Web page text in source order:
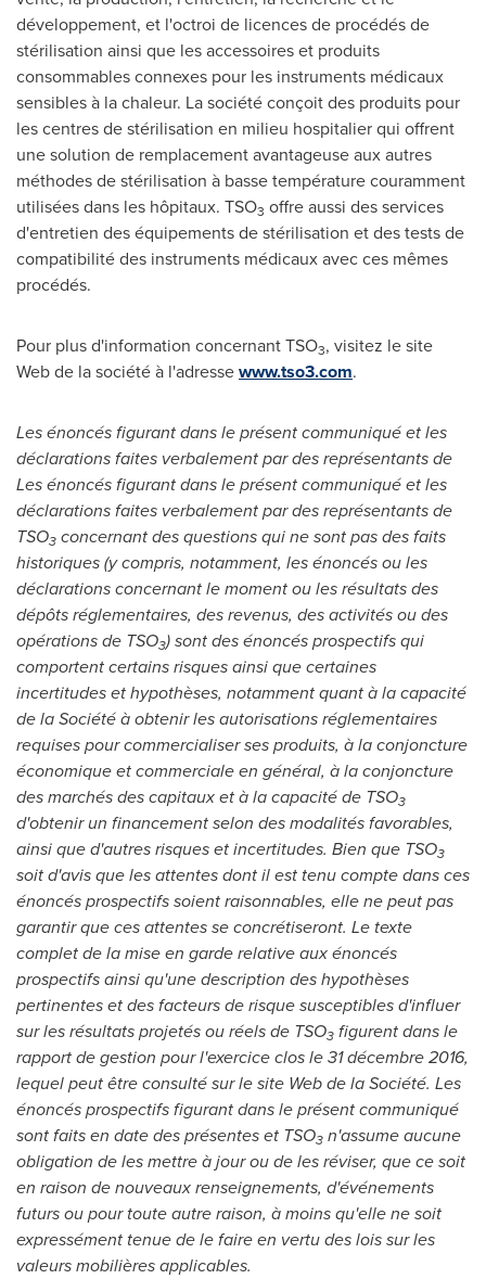
développement, et l'octroi de licences de procédés de
stérilisation ainsi que les accessoires et produits
consommables connexes pour les instruments médicaux
sensibles à la chaleur. La société conçoit des produits pour
les centres de stérilisation en milieu hospitalier qui offrent
une solution de remplacement avantageuse aux autres
méthodes de stérilisation à basse température couramment
utilisées dans les hôpitaux. TSO3 offre aussi des services
d'entretien des équipements de stérilisation et des tests de
compatibilité des instruments médicaux avec ces mêmes
procédés.
Pour plus d'information concernant TSO3, visitez le site
Web de la société à l'adressewww.tso3.com.
Les énoncés figurant dans le présent communiqué et les
déclarations faites verbalement par des représentants de
Les énoncés figurant dans le présent communiqué et les
déclarations faites verbalement par des représentants de
TSO3 concernant des questions qui ne sont pas des faits
historiques (y compris, notamment, les énoncés ou les
déclarations concernant le moment ou les résultats des
dépôts réglementaires, des revenus, des activités ou des
opérations de TSO3) sont des énoncés prospectifs qui
comportent certains risques ainsi que certaines
incertitudes et hypothèses, notamment quant à la capacité
de la Société à obtenir les autorisations réglementaires
requises pour commercialiser ses produits, à la conjoncture
économique et commerciale en général, à la conjoncture
des marchés des capitaux et à la capacité de TSO3
d'obtenir un financement selon des modalités favorables,
ainsi que d'autres risques et incertitudes. Bien que TSO3
soit d'avis que les attentes dont il est tenu compte dans ces
énoncés prospectifs soient raisonnables, elle ne peut pas
garantir que ces attentes se concrétiseront. Le texte
complet de la mise en garde relative aux énoncés
prospectifs ainsi qu'une description des hypothèses
pertinentes et des facteurs de risque susceptibles d'influer
sur les résultats projetés ou réels de TSO3 figurent dans le
rapport de gestion pour l'exercice clos le 31 décembre 2016,
lequel peut être consulté sur le site Web de la Société. Les
énoncés prospectifs figurant dans le présent communiqué
sont faits en date des présentes et TSO3 n'assume aucune
obligation de les mettre à jour ou de les réviser, que ce soit
en raison de nouveaux renseignements, d'événements
futurs ou pour toute autre raison, à moins qu'elle ne soit
expressément tenue de le faire en vertu des lois sur les
valeurs mobilières applicables.